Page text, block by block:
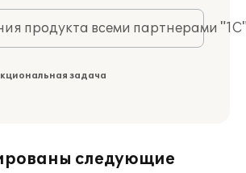
продукта всеми партнерами
задача
следующие